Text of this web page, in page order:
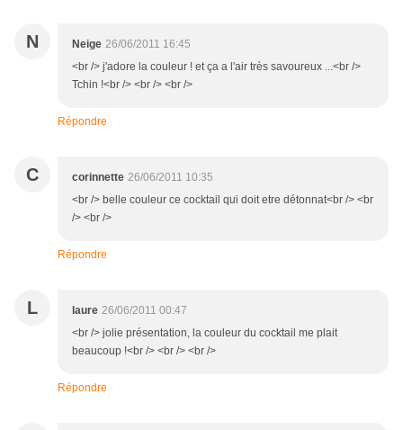
N Neige 26/06/2011 16:45
<br /> j'adore la couleur ! et ça a l'air très savoureux ...<br />
Tchin !<br /> <br /> <br />
Répondre
C corinnette 26/06/2011 10:35
<br /> belle couleur ce cocktail qui doit etre détonnat<br /> <br
/> <br />
Répondre
L laure 26/06/2011 00:47
<br /> jolie présentation, la couleur du cocktail me plait
beaucoup !<br /> <br /> <br />
Répondre